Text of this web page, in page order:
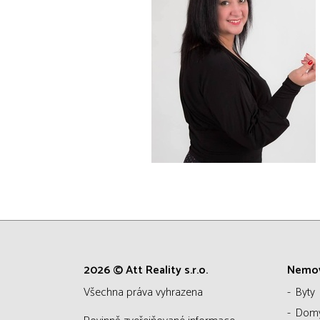
2026 © Att Reality s.r.o.
všechna práva vyhrazena
Byty